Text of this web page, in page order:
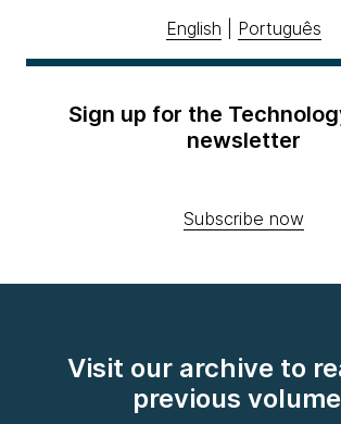
English Português
Sign up for the
newsletter
Subscribe now
Visit our archive to
previous